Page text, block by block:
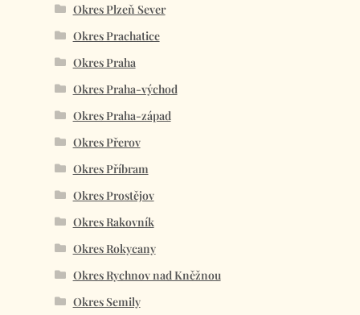
Okres Plzeň Sever
Okres Prachatice
Okres Praha
Okres Praha-východ
Okres Praha-západ
Okres Přerov
Okres Příbram
Okres Prostějov
Okres Rakovník
Okres Rokycany
Okres Rychnov nad Kněžnou
Okres Semily